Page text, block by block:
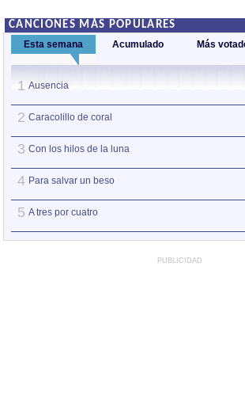
CANCIONES MÁS POPULARES
Esta semana Acumulado Más
1 Ausencia
2 Caracolillo de coral
3 Con los hilos de la luna
4 Para salvar un beso
5 A tres por cuatro
PUBLICIDAD